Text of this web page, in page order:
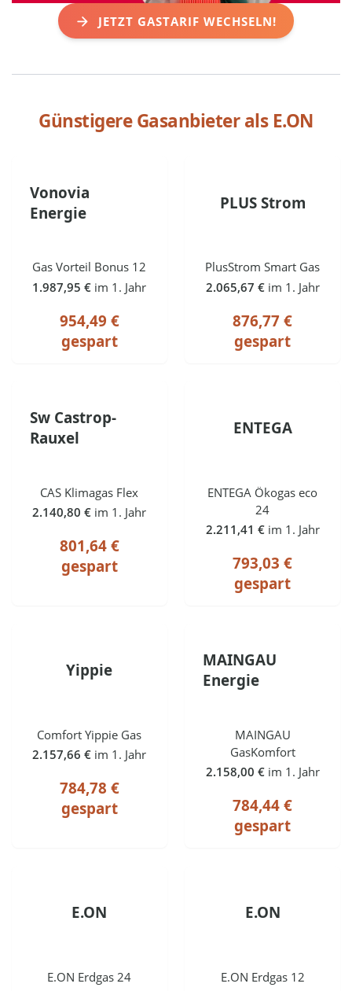
JETZT GASTARIF WECHSELN!
Günstigere Gasanbieter als E.ON
Vonovia
Energie
Gas Vorteil Bonus 12
1.987,95 € im 1. Jahr
954,49 €
gespart
PLUS Strom
PlusStrom Smart Gas
2.065,67 € im 1. Jahr
876,77 €
gespart
Sw Castrop-
Rauxel
CAS Klimagas Flex
2.140,80 € im 1. Jahr
801,64 €
gespart
ENTEGA
ENTEGA Ökogas eco
24
2.211,41 € im 1. Jahr
793,03 €
gespart
Yippie
Comfort Yippie Gas
2.157,66 € im 1. Jahr
784,78 €
gespart
MAINGAU
Energie
MAINGAU
GasKomfort
2.158,00 € im 1. Jahr
784,44 €
gespart
E.ON
E.ON Erdgas 24
E.ON
E.ON Erdgas 12